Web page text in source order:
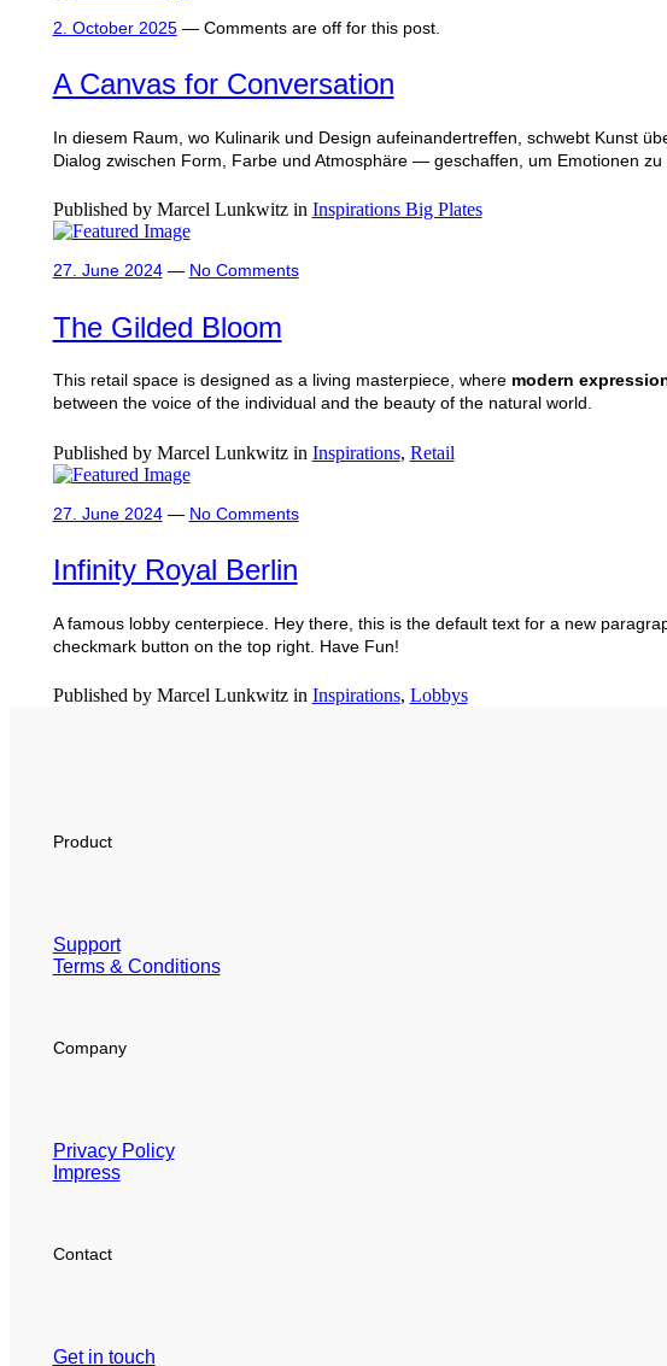
2. October 2025— Comments are off for this post.
A Canvas for Conversation
In diesem Raum, wo Kulinarik und Design aufeinandertreffen, schwebt Kunst
Dialog zwischen Form, Farbe und Atmosphäre — geschaffen, um Emotionen zu
Published by Marcel Lunkwitz in Inspirations Big Plates
27. June 2024— No Comments
The Gilded Bloom
This retail space is designed as a living masterpiece, where modern
between the voice of the individual and the beauty of the natural world.
Published by Marcel Lunkwitz in Inspirations, Retail
27. June 2024— No Comments
Infinity Royal Berlin
A famous lobby centerpiece. Hey there, this is the default text for a new
checkmark button on the top right. Have Fun!
Published by Marcel Lunkwitz in Inspirations, Lobbys
Product
Support
Terms & Conditions
Company
Privacy Policy
Impress
Contact
Get in touch